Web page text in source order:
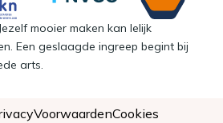
mooier maken kan lelijk
Een geslaagde ingreep begint bij
arts.
VoorwaardenCookies